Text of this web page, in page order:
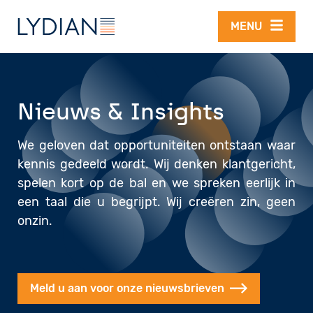
Overslaan en naar de inhoud gaan
MENU
Nieuws & Insights
We geloven dat opportuniteiten ontstaan waar
kennis gedeeld wordt. Wij denken klantgericht,
spelen kort op de bal en we spreken eerlijk in
een taal die u begrijpt. Wij creëren zin, geen
onzin.
Meld u aan voor onze nieuwsbrieven